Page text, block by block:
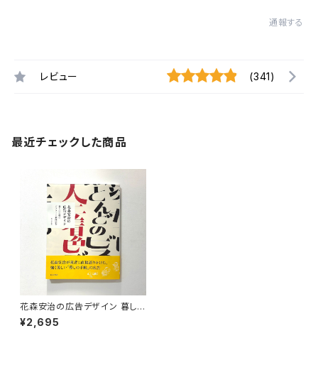
通報する
レビュー (341)
最近チェックした商品
花森安治の広告デザイン 暮しの
手帖のポスターと新聞広告
¥2,695